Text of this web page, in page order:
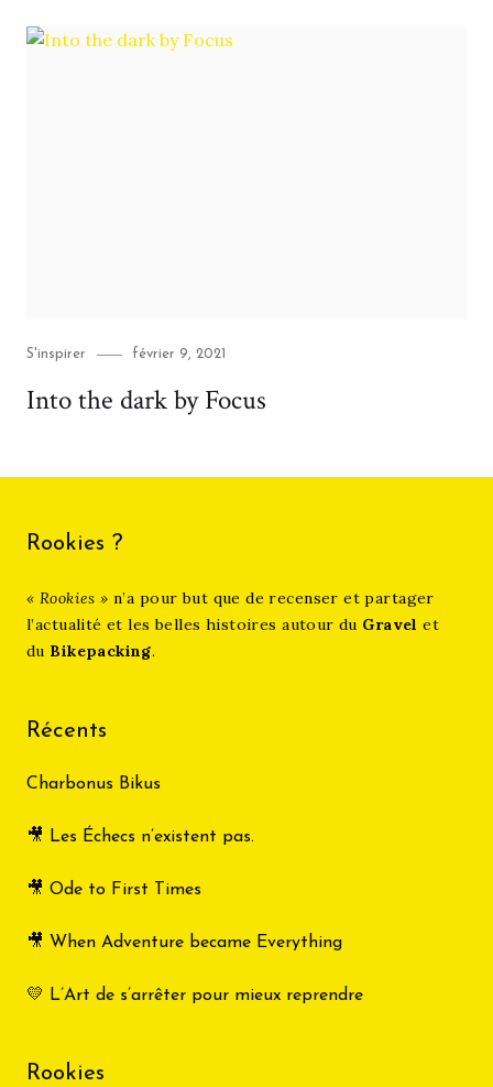
Category
S'inspirer
Posted
février 9, 2021
Into the dark by Focus
Rookies ?
« Rookies »n’a pour but que de recenser et partager
l’actualité et les belles histoires autour du Gravel et
du Bikepacking.
Récents
Charbonus Bikus
🎥 Les Échecs n’existent pas.
🎥 Ode to First Times
🎥 When Adventure became Everything
💛 L’Art de s’arrêter pour mieux reprendre
Rookies